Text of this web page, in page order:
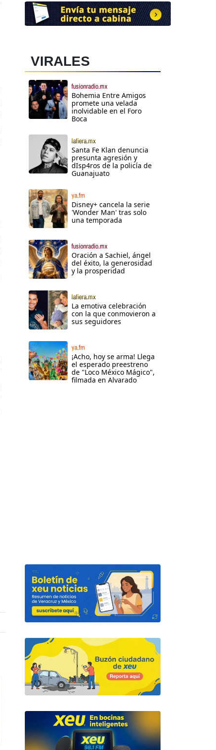
VIRALES
fusionradio.mx
Bohemia Entre Amigos
promete una velada
inolvidable en el Foro
Boca
lafiera.mx
Santa Fe Klan denuncia
presunta agresión y
dIsp4ros de la policía de
Guanajuato
ya.fm
Disney+ cancela la serie
'Wonder Man' tras solo
una temporada
fusionradio.mx
Oración a Sachiel, ángel
del éxito, la generosidad
y la prosperidad
lafiera.mx
La emotiva celebración
con la que conmovieron a
sus seguidores
ya.fm
¡Acho, hoy se arma! Llega
el esperado preestreno
de "Loco México Mágico",
filmada en Alvarado